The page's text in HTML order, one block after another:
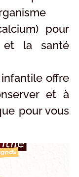
pour
et la santé
offre
et à
pour vous